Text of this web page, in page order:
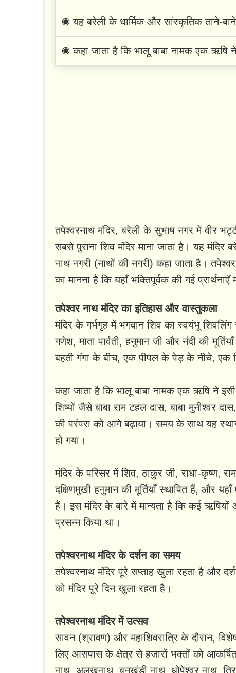
◉ यह बरेली के धार्मिक और सांस्कृतिक ताने-
◉ कहा जाता है कि भालू बाबा नामक एक ऋषि
तपेश्वरनाथ मंदिर, बरेली के सुभाष नगर में वीर
सबसे पुराना शिव मंदिर माना जाता है। यह
नाथ नगरी (नाथों की नगरी) कहा जाता है।
का मानना है कि यहाँ भक्तिपूर्वक की गई प्रार्थनाएँ
तपेश्वर नाथ मंदिर का इतिहास और वास्तुकला
मंदिर के गर्भगृह में भगवान शिव का स्वयंभू
गणेश, माता पार्वती, हनुमान जी और नंदी की
बहती गंगा के बीच, एक पीपल के पेड़ के नीचे, एक
कहा जाता है कि भालू बाबा नामक एक ऋषि ने
शिष्यों जैसे बाबा राम टहल दास, बाबा मुनीश्वर
की परंपरा को आगे बढ़ाया। समय के साथ यह
हो गया।
मंदिर के परिसर में शिव, ठाकुर जी, राधा-कृष्ण,
दक्षिणमुखी हनुमान की मूर्तियाँ स्थापित हैं, और यहाँ
हैं। इस मंदिर के बारे में मान्यता है कि कई
प्रसन्न किया था।
तपेश्वरनाथ मंदिर के दर्शन का समय
तपेश्वरनाथ मंदिर पूरे सप्ताह खुला रहता है और
को मंदिर पूरे दिन खुला रहता है।
तपेश्वरनाथ मंदिर में उत्सव
सावन (श्रावण) और महाशिवरात्रि के दौरान,
लिए आसपास के क्षेत्र से हजारों भक्तों को
नाथ, अलखनाथ, बनखंडी नाथ, धोपेश्वर नाथ,